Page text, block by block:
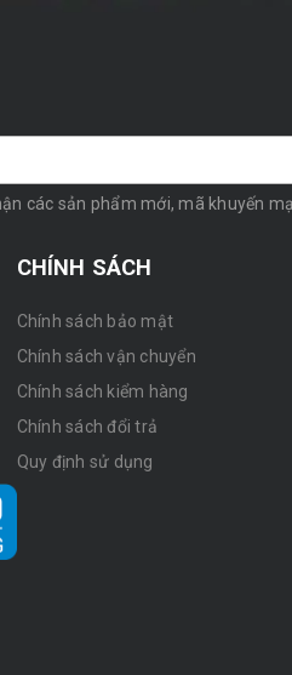
các sản phẩm mới, mã khuyến
CHÍNH SÁCH
Chính sách bảo mật
Chính sách vận chuyển
Chính sách kiểm hàng
Chính sách đổi trả
Quy định sử dụng